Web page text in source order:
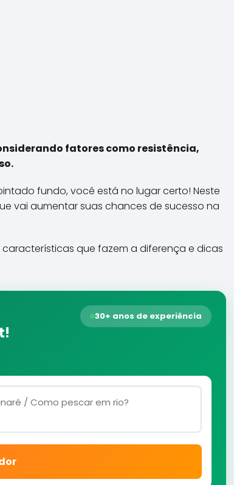
fatores como resistência,
fundo, você está no lugar certo! Neste
vai aumentar suas chances de sucesso na
que fazem a diferença e dicas
30+ anos de experiência